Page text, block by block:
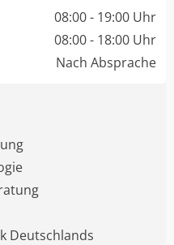
08:00 - 19:00 Uhr
08:00 - 18:00 Uhr
Nach Absprache
Deutschlands